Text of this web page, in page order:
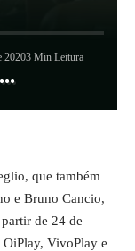
20203 Min Leitura
que também
e Bruno Cancio,
de 24 de
VivoPlay e